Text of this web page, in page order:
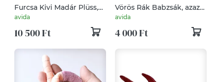
Furcsa Kivi Madár Plüss,
Fura Új-Zélandi
Meglepő Módon a
Struccok Távoli Rokona
avida
10 500 Ft
Vörös Rák Babzsák, azaz
Babrálható Babrák
avida
4 000 Ft